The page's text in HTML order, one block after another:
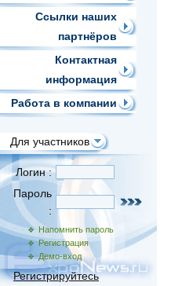
Ссылки наших
партнёров
Контактная
информация
Работа в компании
Для участников
Логин :
Пароль
:
Напомнить пароль
Регистрация
Демо-вход
Регистрируйтесь